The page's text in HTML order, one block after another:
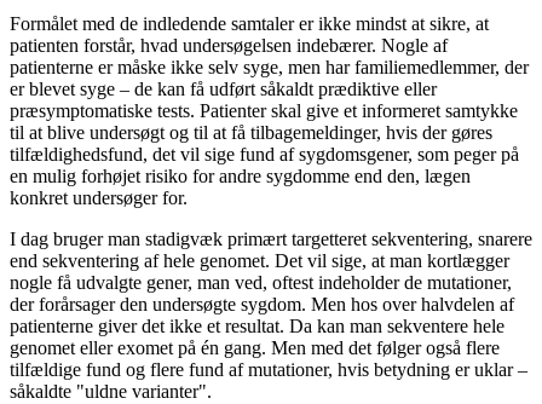
Formålet med de indledende samtaler er ikke mindst at sikre, at
patienten forstår, hvad undersøgelsen indebærer. Nogle af
patienterne er måske ikke selv syge, men har familiemedlemmer, der
er blevet syge – de kan få udført såkaldt prædiktive eller
præsymptomatiske tests. Patienter skal give et informeret samtykke
til at blive undersøgt og til at få tilbagemeldinger, hvis der gøres
tilfældighedsfund, det vil sige fund af sygdomsgener, som peger på
en mulig forhøjet risiko for andre sygdomme end den, lægen
konkret undersøger for.
I dag bruger man stadigvæk primært targetteret sekventering, snarere
end sekventering af hele genomet. Det vil sige, at man kortlægger
nogle få udvalgte gener, man ved, oftest indeholder de mutationer,
der forårsager den undersøgte sygdom. Men hos over halvdelen af
patienterne giver det ikke et resultat. Da kan man sekventere hele
genomet eller exomet på én gang. Men med det følger også flere
tilfældige fund og flere fund af mutationer, hvis betydning er uklar –
såkaldte "uldne varianter".